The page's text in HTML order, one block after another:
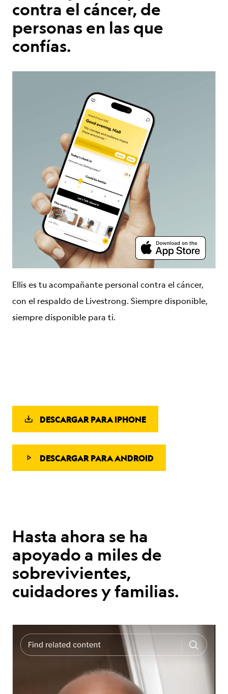
SOBRE NOSOTROS
contra el cáncer, de
personas en las que
confías.
Ellis es tu acompañante personal contra el cáncer,
con el respaldo de Livestrong. Siempre disponible,
siempre disponible para ti.
DESCARGAR PARA IPHONE
DESCARGAR PARA ANDROID
Hasta ahora se ha
apoyado a miles de
sobrevivientes,
cuidadores y familias.